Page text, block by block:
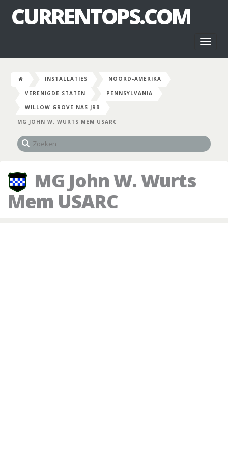
CURRENTOPS.COM
INSTALLATIES
NOORD-AMERIKA
VERENIGDE STATEN
PENNSYLVANIA
WILLOW GROVE NAS JRB
MG JOHN W. WURTS MEM USARC
MG John W. Wurts
Mem USARC